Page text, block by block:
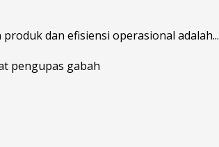
dan efisiensi operasional adalah...